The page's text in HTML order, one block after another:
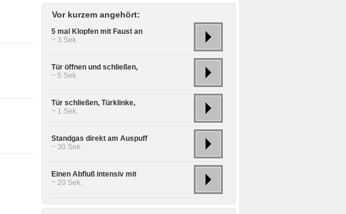
Vor kurzem angehört:
5 mal Klopfen mit Faust an
~ 3 Sek.
Tür öffnen und schließen,
~ 5 Sek.
Tür schließen, Türklinke,
~ 1 Sek.
Standgas direkt am Auspuff
~ 30 Sek.
Einen Abfluß intensiv mit
~ 20 Sek.